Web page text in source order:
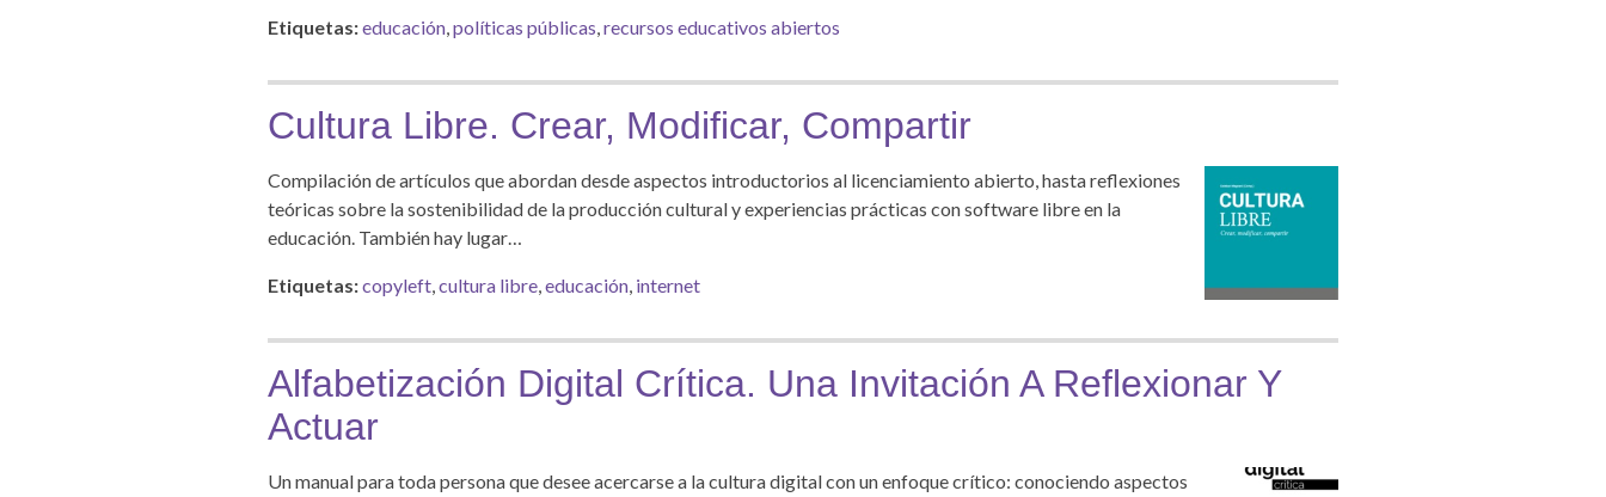
Etiquetas:educación,políticas públicas,recursos educativos abiertos
Cultura Libre. Crear, Modificar, Compartir
Compilación de artículos que abordan desde aspectos introductorios al licenciamiento abierto, hasta reflexiones
teóricas sobre la sostenibilidad de la producción cultural y experiencias prácticas con software libre en la
educación. También hay lugar…
Etiquetas:copyleft,cultura libre,educación, internet
Alfabetización Digital Crítica. Una Invitación A Reflexionar Y
Actuar
Un manual para toda persona que desee acercarse a la cultura digital con un enfoque crítico: conociendo aspectos